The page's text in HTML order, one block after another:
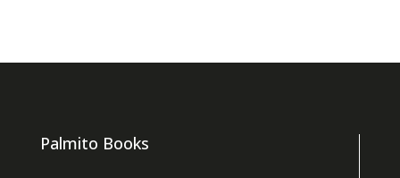
Palmito Books